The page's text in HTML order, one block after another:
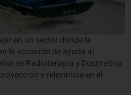
en un sector donde la
la vocación de ayuda al
en Radioterapia y Dosimetría
y relevancia en el